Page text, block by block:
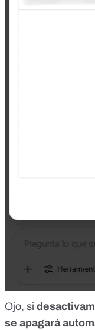
Ojo, si
se apagará